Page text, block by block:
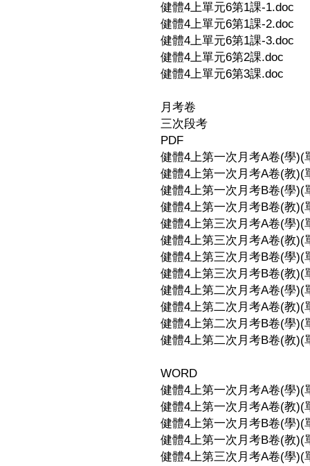
健體4上單元6第1課-1.doc
健體4上單元6第1課-2.doc
健體4上單元6第1課-3.doc
健體4上單元6第2課.doc
健體4上單元6第3課.doc
月考卷
三次段考
PDF
健體4上第一次月考A卷(學)(
健體4上第一次月考A卷(教)(
健體4上第一次月考B卷(學)(
健體4上第一次月考B卷(教)(
健體4上第三次月考A卷(學)(
健體4上第三次月考A卷(教)(
健體4上第三次月考B卷(學)(
健體4上第三次月考B卷(教)(
健體4上第二次月考A卷(學)(
健體4上第二次月考A卷(教)(
健體4上第二次月考B卷(學)(
健體4上第二次月考B卷(教)(
WORD
健體4上第一次月考A卷(學)(
健體4上第一次月考A卷(教)(
健體4上第一次月考B卷(學)(
健體4上第一次月考B卷(教)(
健體4上第三次月考A卷(學)(